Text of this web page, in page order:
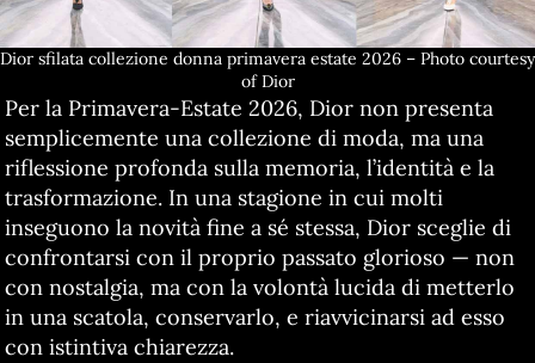
Dior sfilata collezione donna primavera estate 2026 – Photo courtesy
of Dior
Per la Primavera-Estate 2026, Dior non presenta
semplicemente una collezione di moda, ma una
riflessione profonda sulla memoria, l’identità e la
trasformazione. In una stagione in cui molti
inseguono la novità fine a sé stessa, Dior sceglie di
confrontarsi con il proprio passato glorioso — non
con nostalgia, ma con la volontà lucida di metterlo
in una scatola, conservarlo, e riavvicinarsi ad esso
con istintiva chiarezza.